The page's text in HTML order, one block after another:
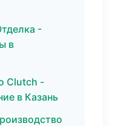
-
в
Clutch -
в Казань